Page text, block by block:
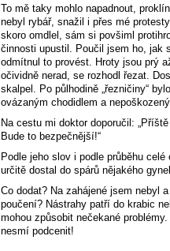
To mě taky mohlo napadnout,
nebyl rybář, snažil i přes mé
skoro omdlel, sám si povšiml
činnosti upustil. Poučil jsem ho, jak
odmítnul to provést. Hroty jsou prý
očividně nerad, se rozhodl řezat.
skalpel. Po půlhodině „řezničiny“
ovázaným chodidlem a
Na cestu mi doktor doporučil:
Bude to bezpečnější!“
Podle jeho slov i podle průběhu
určitě dostal do spárů nějakého
Co dodat? Na zahájené jsem nebyl
poučení? Nástrahy patří do krabic
mohou způsobit nečekané
nesmí podcenit!